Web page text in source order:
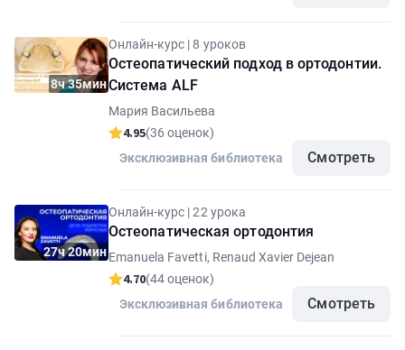
8ч 35мин
Онлайн-курс | 8 уроков
Остеопатический подход в ортодонтии.
Система ALF
Мария Васильева
4.95(36 оценок)
Эксклюзивная библиотека
Смотреть
27ч 20мин
Онлайн-курс | 22 урока
Остеопатическая ортодонтия
Emanuela Favetti, Renaud Xavier Dejean
4.70(44 оценок)
Эксклюзивная библиотека
Смотреть